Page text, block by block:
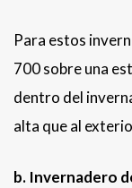
Para estos
700 sobre una
dentro del
alta que al
b. Invernadero